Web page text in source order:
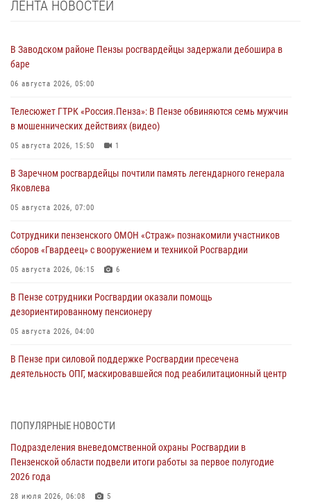
ЛЕНТА НОВОСТЕЙ
В Заводском районе Пензы росгвардейцы задержали дебошира в
баре
06 августа 2026, 05:00
Телесюжет ГТРК «Россия.Пенза»: В Пензе обвиняются семь мужчин
в мошеннических действиях (видео)
05 августа 2026, 15:50 1
В Заречном росгвардейцы почтили память легендарного генерала
Яковлева
05 августа 2026, 07:00
Сотрудники пензенского ОМОН «Страж» познакомили участников
сборов «Гвардеец» с вооружением и техникой Росгвардии
05 августа 2026, 06:15 6
В Пензе сотрудники Росгвардии оказали помощь
дезориентированному пенсионеру
05 августа 2026, 04:00
В Пензе при силовой поддержке Росгвардии пресечена
деятельность ОПГ, маскировавшейся под реабилитационный центр
работы за первое полугодие 2026 года
Росгвардия обеспечила безопасность праздничных мероприятий в
ПОПУЛЯРНЫЕ НОВОСТИ
Подразделения вневедомственной охраны Росгвардии в
Пензенской области подвели итоги работы за первое полугодие
2026 года
28 июля 2026, 06:08 5